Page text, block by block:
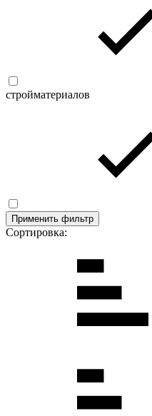
стройматериалов
Применить фильтр
Сортировка: